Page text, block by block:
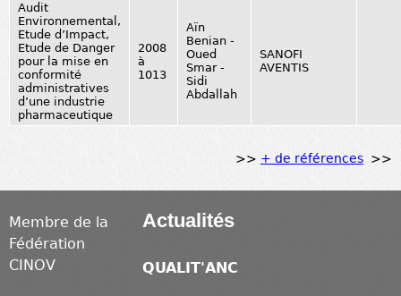
Audit
Environnemental,
Etude d’Impact,
Etude de Danger
pour la mise en
conformité
administratives
d’une industrie
pharmaceutique
2008
à
1013
Aïn
Benian -
Oued
Smar -
Sidi
Abdallah
SANOFI
AVENTIS
>> + de références >>
Membre de la
Fédération
CINOV
Actualités
QUALIT'ANC